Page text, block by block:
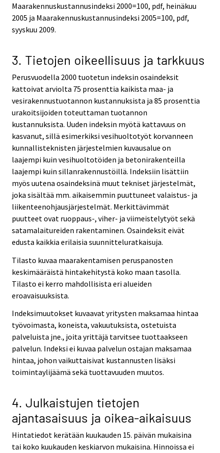
Maarakennuskustannusindeksi 2000=100, pdf, heinäkuu
2005 ja Maarakennuskustannusindeksi 2005=100, pdf,
syyskuu 2009.
3. Tietojen oikeellisuus ja tarkkuus
Perusvuodella 2000 tuotetun indeksin osaindeksit
kattoivat arviolta 75 prosenttia kaikista maa- ja
vesirakennustuotannon kustannuksista ja 85 prosenttia
urakoitsijoiden toteuttaman tuotannon
kustannuksista. Uuden indeksin myötä kattavuus on
kasvanut, sillä esimerkiksi vesihuoltotyöt korvanneen
kunnallisteknisten järjestelmien kuvausalue on
laajempi kuin vesihuoltotöiden ja betonirakenteilla
laajempi kuin sillanrakennustöillä. Indeksiin lisättiin
myös uutena osaindeksinä muut tekniset järjestelmät,
joka sisältää mm. aikaisemmin puuttuneet valaistus- ja
liikenteenohjausjärjestelmät. Merkittävimmät
puutteet ovat ruoppaus-, viher- ja viimeistelytyöt sekä
satamalaitureiden rakentaminen. Osaindeksit eivät
edusta kaikkia erilaisia suunnitteluratkaisuja.
Tilasto kuvaa maarakentamisen peruspanosten
keskimääräistä hintakehitystä koko maan tasolla.
Tilasto ei kerro mahdollisista eri alueiden
eroavaisuuksista.
Indeksimuutokset kuvaavat yritysten maksamaa hintaa
työvoimasta, koneista, vakuutuksista, ostetuista
palveluista jne., joita yrittäjä tarvitsee tuottaakseen
palvelun. Indeksi ei kuvaa palvelun ostajan maksamaa
hintaa, johon vaikuttaisivat kustannusten lisäksi
toimintaylijäämä sekä tuottavuuden muutos.
4. Julkaistujen tietojen
ajantasaisuus ja oikea-aikaisuus
Hintatiedot kerätään kuukauden 15. päivän mukaisina
tai koko kuukauden keskiarvon mukaisina. Hinnoissa ei